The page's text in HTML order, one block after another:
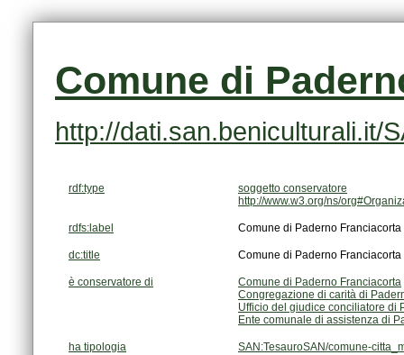
Comune di
http://dati.san.beniculturali.it/
rdf:type
soggetto conservatore
http://www.w3.org/ns/
rdfs:label Comune di Paderno Franciacorta
dc:title Comune di Paderno Franciacorta
è conservatore di
Comune di Paderno Franciacorta
Congregazione di carità di
Ufficio del giudice conciliatore di
Ente comunale di assistenza di
ha tipologia SAN:TesauroSAN/comune-